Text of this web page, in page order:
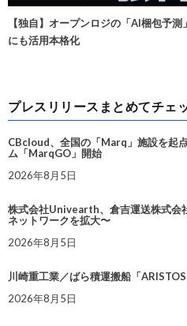
【独自】オープンロジの「AI梱包予
にも活用本格化
プレスリリースまとめてチェ
CBcloud、全国の「Marq」施設を起
ム「MarqGO」開始
2026年8月5日
株式会社Univearth、倉吉運送株式会
ネットワークを拡大〜
2026年8月5日
川崎重工業／ばら積運搬船「
2026年8月5日